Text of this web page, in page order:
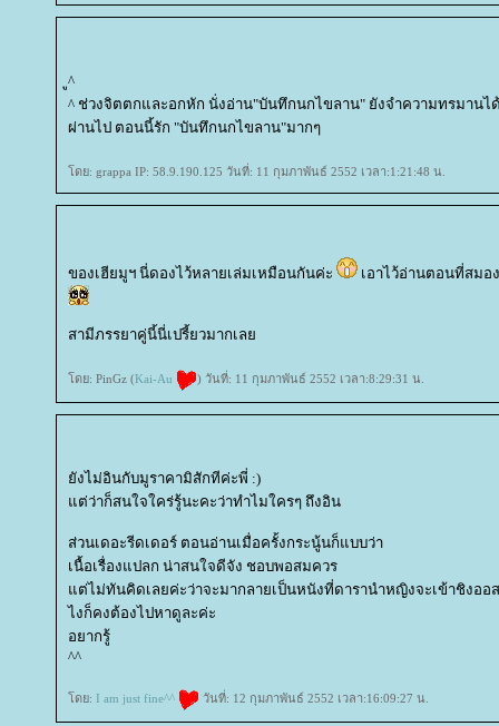
ู^
^ ช่วงจิตตกและอกหัก นั่งอ่าน"บันทึกนกไขลาน" ยังจำความทรมานไ
ผ่านไป ตอนนี้รัก "บันทึกนกไขลาน"มากๆ
ดย: grappa IP: 58.9.190.125 วันที่: 11 กุมภาพันธ์ 2552 เวลา:1:21:48 น.
ของเฮียมูฯ นี่ดองไว้หลายเล่มเหมือนกันค่ะ เอาไว้อ่านตอนที่สมอ
สามีภรรยาคู่นี้นี่เปรี้ยวมากเล
ดย: PinGz ( Kai-Au ) วันที่: 11 กุมภาพันธ์ 2552 เวลา:8:29:31 น.
ังไม่อินกับมูราคามิสักทีค่ะพี่ :)
ต่ว่าก็สนใจใคร่รู้นะคะว่าทำไมใครๆ ถึงอิน
ส่วนเดอะรีดเดอร์ ตอนอ่านเมื่อครั้งกระนู้นก็แบบว่า
เนื้อเรื่องแปลก น่าสนใจดีจัง ชอบพอสมควร
ต่ไม่ทันคิดเลยค่ะว่าจะมากลายเป็นหนังที่ดารานำหญิงจะเข้าชิงออ
ไงก็คงต้องไปหาดูละค่ะ
อยากรู้
^^
ดย: I am just fine^^ วันที่: 12 กุมภาพันธ์ 2552 เวลา:16:09:27 น.